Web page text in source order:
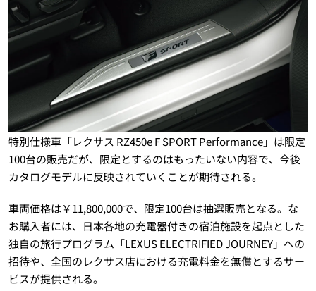
特別仕様車「レクサス RZ450e F SPORT Performance」は限定
100台の販売だが、限定とするのはもったいない内容で、今後
カタログモデルに反映されていくことが期待される。
車両価格は￥11,800,000で、限定100台は抽選販売となる。な
お購入者には、日本各地の充電器付きの宿泊施設を起点とした
独自の旅行プログラム「LEXUS ELECTRIFIED JOURNEY」への
招待や、全国のレクサス店における充電料金を無償とするサー
ビスが提供される。